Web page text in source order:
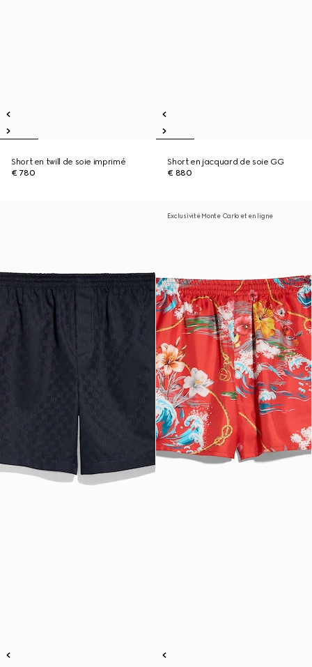
Short en twill de soie imprimé
€ 780
Short en jacquard de soie GG
€ 880
Exclusivité Monte Carlo et en ligne